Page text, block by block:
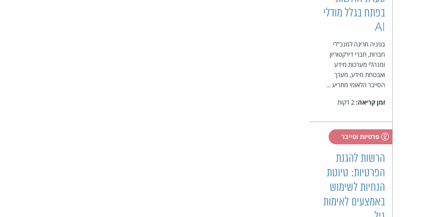
בפתח בגלל מודלי
AI
בפניה חריגה למנכ"לי
חברות, חברי דירקטוריון
ומנהלי מערכות מידע
ואבטחת מידע, מערך
הסייבר הלאומי מתריע ...
זמן קריאה:
פרטיות וסייבר
הרשות להגנת
הפרטיות: טיוטת
הנחיות לשימוש
באמצעים לאימות